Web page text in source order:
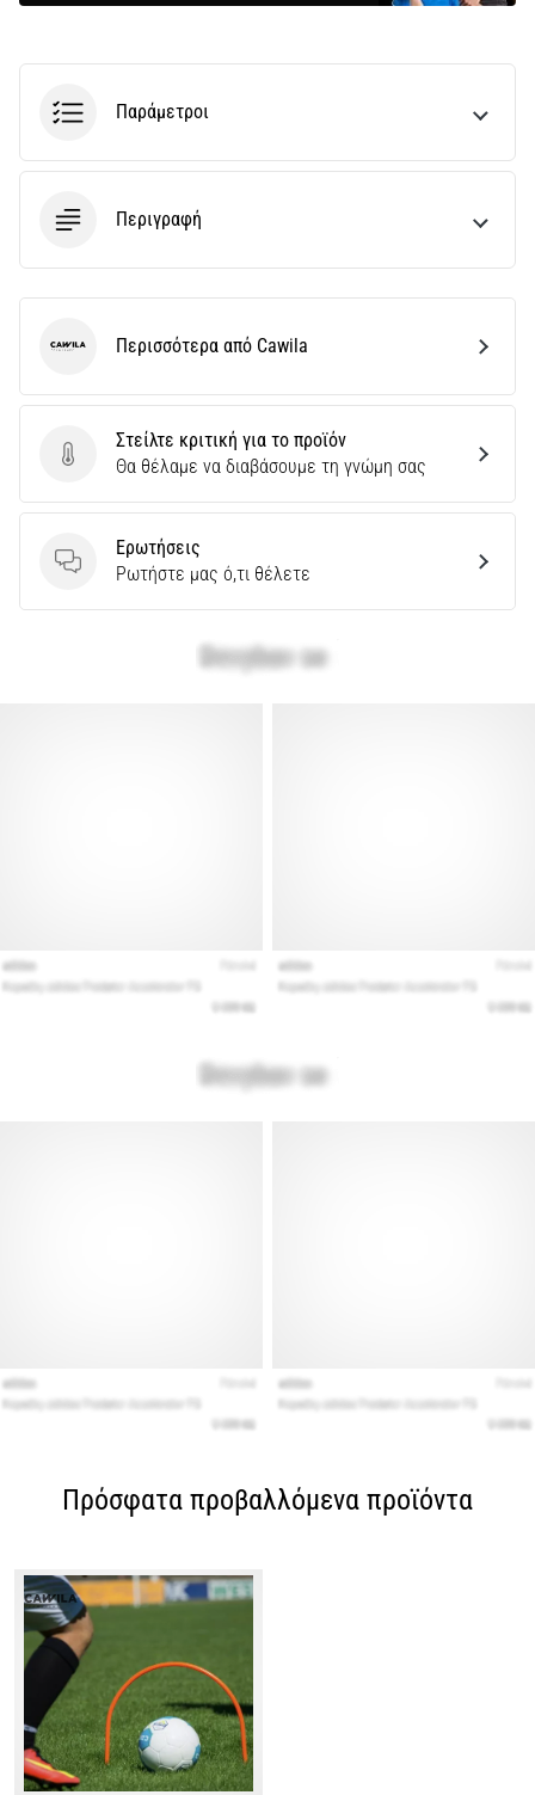
Παράμετροι
Περιγραφή
Στείλτε κριτική για το προϊόν
Στείλτε κριτική για το προϊόν
Θα θέλαμε να διαβάσουμε τη γνώμη σας
Ερωτήσεις
Ερωτήσεις
Ρωτήστε μας ό,τι θέλετε
Cawila Περισσότερα από Cawila
Πρόσφατα προβαλλόμενα προϊόντα